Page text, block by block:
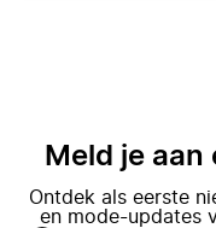
Meld je
Ontdek als eerste
en mode-updates